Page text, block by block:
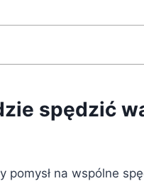
spędzić
pomysł na wspólne